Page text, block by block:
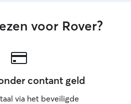
voor Rover?
contant geld
via het beveiligde